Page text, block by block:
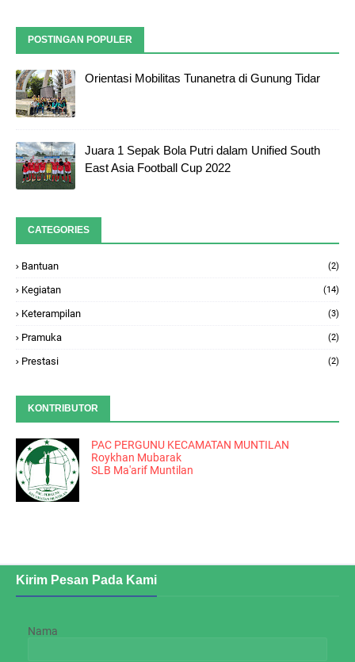
POSTINGAN POPULER
Orientasi Mobilitas Tunanetra di Gunung Tidar
Juara 1 Sepak Bola Putri dalam Unified South
East Asia Football Cup 2022
CATEGORIES
Bantuan (2)
Kegiatan (14)
Keterampilan (3)
Pramuka (2)
Prestasi (2)
KONTRIBUTOR
PAC PERGUNU KECAMATAN MUNTILAN
Roykhan Mubarak
SLB Ma'arif Muntilan
Kirim Pesan Pada Kami
Nama